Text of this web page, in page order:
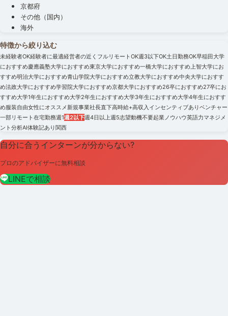
京都府
その他（国内）
海外
特徴から絞り込む
未経験者OK経験者に最適経営者の近く フルリモートOK週3以下OK土日勤務OK早稲田大学
におすすめ慶應義塾大学におすすめ東京大学におすすめ一橋大学におすすめ上智大学にお
すすめ明治大学におすすめ青山学院大学におすすめ立教大学におすすめ中央大学におすす
め法政大学におすすめ学習院大学におすすめ京都大学におすすめ26卒におすすめ27卒にお
すすめ大学1年生におすすめ大学2年生におすすめ大学3年生におすすめ大学4年生におすす
め服装自由女性にオススメ新規事業社長直下高時給+高収入 インセンティブありベンチャー
一部リモート在宅勤務週1週2以下週4日以上週5志望動機不要起業ノウハウ英語力マネジメ
ント分析AI体験記あり関西
自分に合うインターンが分からない?
プロのアドバイザーに無料相談
LINEで相談